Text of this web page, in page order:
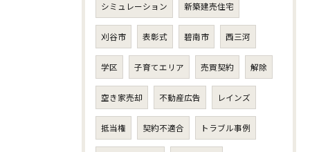
シミュレーション 新築建売住宅
刈谷市 表彰式 碧南市 西三河
学区 子育てエリア 売買契約 解除
空き家売却 不動産広告 レインズ
抵当権 契約不適合 トラブル事例